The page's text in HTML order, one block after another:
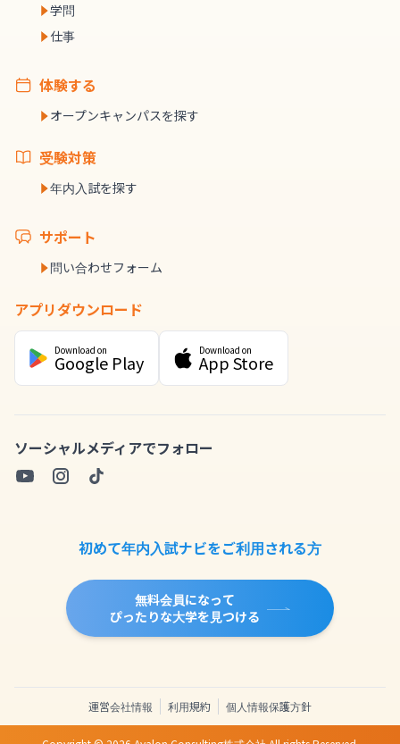
学問
仕事
体験する
オープンキャンパスを探す
受験対策
年内入試を探す
サポート
問い合わせフォーム
アプリダウンロード
Download on
Google Play
Download on
App Store
ソーシャルメディアでフォロー
初めて年内入試ナビをご利用される方
無料会員になって
ぴったりな大学を見つける
運営会社情報 利用規約 個人情報保護方針